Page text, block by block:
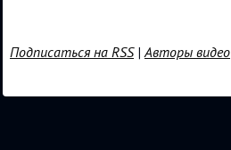
Подписаться на RSS|Авторы видео